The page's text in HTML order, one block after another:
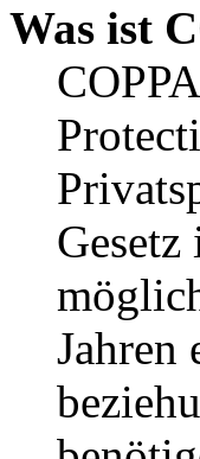
Was ist
Jahren